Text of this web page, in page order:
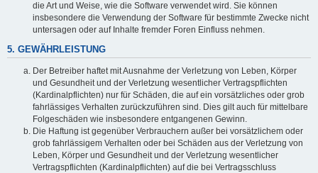
die Art und Weise, wie die Software verwendet wird. Sie können
insbesondere die Verwendung der Software für bestimmte Zwecke nicht
untersagen oder auf Inhalte fremder Foren Einfluss nehmen.
5. GEWÄHRLEISTUNG
Der Betreiber haftet mit Ausnahme der Verletzung von Leben, Körper
und Gesundheit und der Verletzung wesentlicher Vertragspflichten
(Kardinalpflichten) nur für Schäden, die auf ein vorsätzliches oder grob
fahrlässiges Verhalten zurückzuführen sind. Dies gilt auch für mittelbare
Folgeschäden wie insbesondere entgangenen Gewinn.
Die Haftung ist gegenüber Verbrauchern außer bei vorsätzlichem oder
grob fahrlässigem Verhalten oder bei Schäden aus der Verletzung von
Leben, Körper und Gesundheit und der Verletzung wesentlicher
Vertragspflichten (Kardinalpflichten) auf die bei Vertragsschluss